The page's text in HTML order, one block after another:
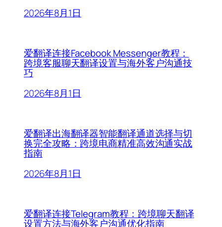
2026年8月1日
爱翻译连接Facebook Messenger教程：
跨境客服聊天翻译设置与海外客户沟通技
巧
2026年8月1日
爱翻译出海翻译器智能翻译通道选择与切
换完全攻略：跨境电商精准高效沟通实战
指南
2026年8月1日
爱翻译连接Telegram教程：跨境聊天翻译
设置方法与海外客户沟通优化指南